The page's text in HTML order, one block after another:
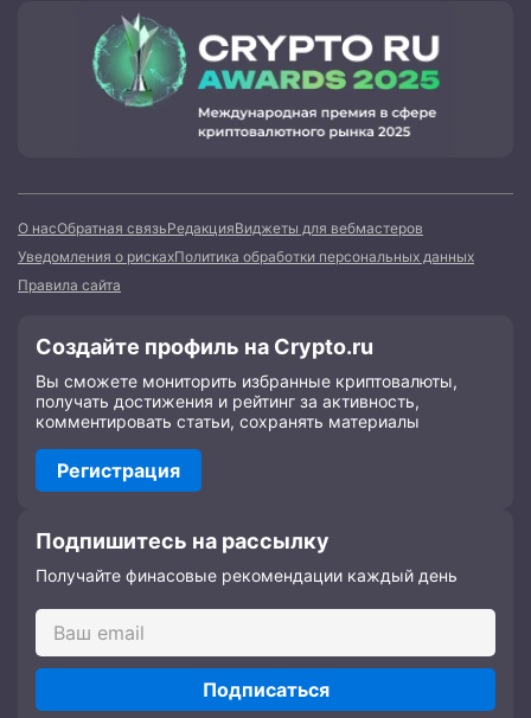
О насОбратная связьРедакцияВиджеты для вебмастеров
Уведомления о рискахПолитика обработки персональных данных
Правила сайта
Создайте профиль на Crypto.ru
Вы сможете мониторить избранные криптовалюты,
получать достижения и рейтинг за активность,
комментировать статьи, сохранять материалы
Регистрация
Подпишитесь на рассылку
Получайте финасовые рекомендации каждый день
Подписаться